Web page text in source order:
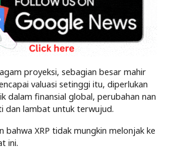
proyeksi, sebagian besar mahir
valuasi setinggi itu, diperlukan
dalam finansial global, perubahan nan
dan lambat untuk terwujud.
bahwa XRP tidak mungkin melonjak ke
ini.